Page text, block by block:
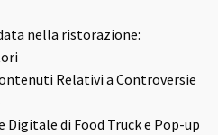
nella ristorazione:
Relativi a Controversie
Digitale di Food Truck e Pop-up